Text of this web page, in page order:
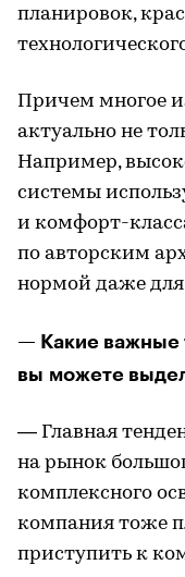
планировок,
Причем многое
актуально не
Например,
системы
и комфорт-
по авторским
нормой даже
— Какие важные
вы можете
— Главная
на рынок
комплексного
компания тоже
приступить к